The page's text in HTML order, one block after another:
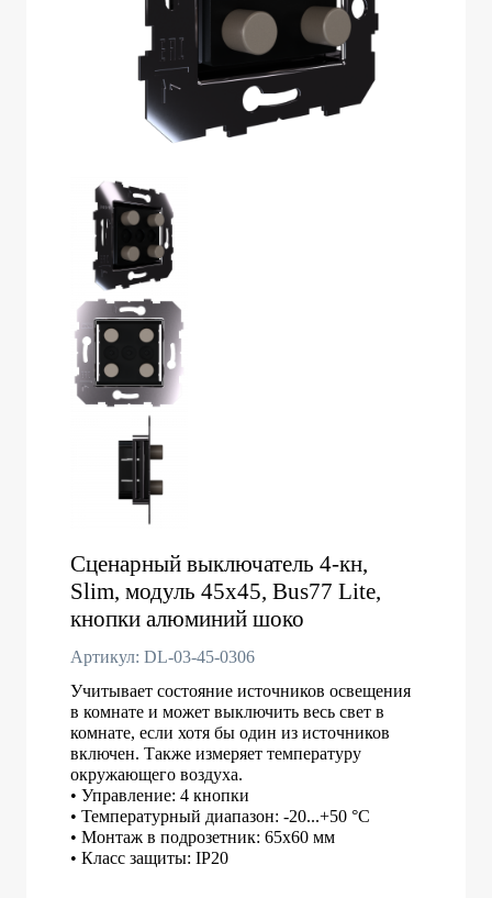
Сценарный выключатель 4-кн,
Slim, модуль 45х45, Bus77 Lite,
кнопки алюминий шоко
Артикул: DL-03-45-0306
Учитывает состояние источников освещения
в комнате и может выключить весь свет в
комнате, если хотя бы один из источников
включен. Также измеряет температуру
окружающего воздуха.
• Управление: 4 кнопки
• Температурный диапазон: -20...+50 °C
• Монтаж в подрозетник: 65x60 мм
• Класс защиты: IP20